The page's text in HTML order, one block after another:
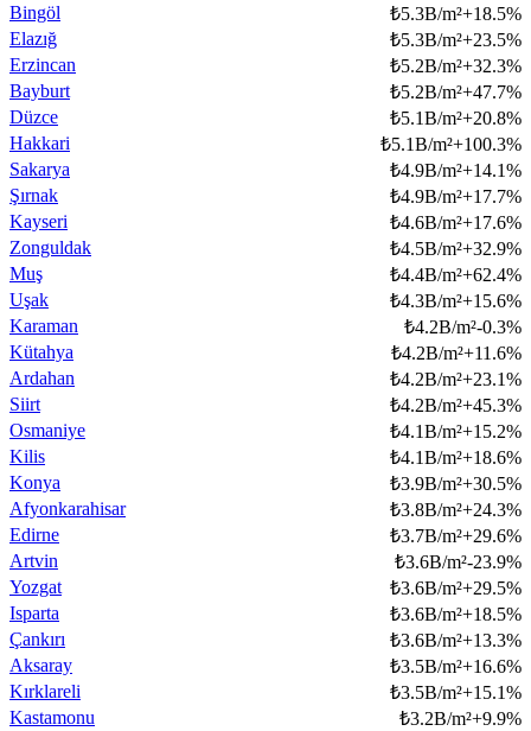
Bingöl
₺5.3B/m²+18.5%
Elazığ
₺5.3B/m²+23.5%
Erzincan
₺5.2B/m²+32.3%
Bayburt
₺5.2B/m²+47.7%
Düzce
₺5.1B/m²+20.8%
Hakkari
₺5.1B/m²+100.3%
Sakarya
₺4.9B/m²+14.1%
Şırnak
₺4.9B/m²+17.7%
Kayseri
₺4.6B/m²+17.6%
Zonguldak
₺4.5B/m²+32.9%
Muş
₺4.4B/m²+62.4%
Uşak
₺4.3B/m²+15.6%
Karaman
₺4.2B/m²-0.3%
Kütahya
₺4.2B/m²+11.6%
Ardahan
₺4.2B/m²+23.1%
Siirt
₺4.2B/m²+45.3%
Osmaniye
₺4.1B/m²+15.2%
Kilis
₺4.1B/m²+18.6%
Konya
₺3.9B/m²+30.5%
Afyonkarahisar
₺3.8B/m²+24.3%
Edirne
₺3.7B/m²+29.6%
Artvin
₺3.6B/m²-23.9%
Yozgat
₺3.6B/m²+29.5%
Isparta
₺3.6B/m²+18.5%
Çankırı
₺3.6B/m²+13.3%
Aksaray
₺3.5B/m²+16.6%
Kırklareli
₺3.5B/m²+15.1%
Kastamonu
₺3.2B/m²+9.9%